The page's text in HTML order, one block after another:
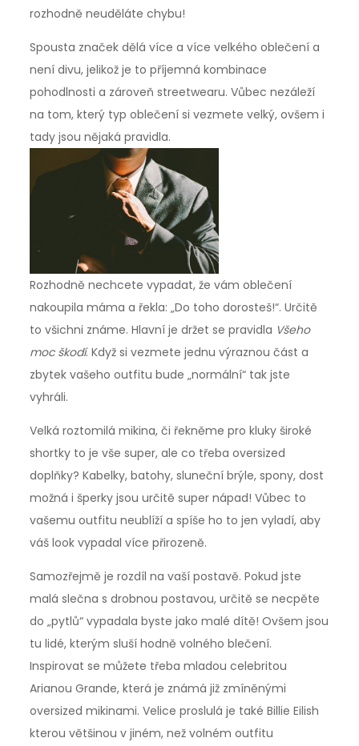
rozhodně neuděláte chybu!
Spousta značek dělá více a více velkého oblečení a
není divu, jelikož je to příjemná kombinace
pohodlnosti a zároveň streetwearu. Vůbec nezáleží
na tom, který typ oblečení si vezmete velký, ovšem i
tady jsou nějaká pravidla.
Rozhodně nechcete vypadat, že vám oblečení
nakoupila máma a řekla: „Do toho dorosteš!“. Určitě
to všichni známe. Hlavní je držet se pravidla Všeho
moc škodí. Když si vezmete jednu výraznou část a
zbytek vašeho outfitu bude „normální“ tak jste
vyhráli.
Velká roztomilá mikina, či řekněme pro kluky široké
shortky to je vše super, ale co třeba oversized
doplňky? Kabelky, batohy, sluneční brýle, spony, dost
možná i šperky jsou určitě super nápad! Vůbec to
vašemu outfitu neublíží a spíše ho to jen vyladí, aby
váš look vypadal více přirozeně.
Samozřejmě je rozdíl na vaší postavě. Pokud jste
malá slečna s drobnou postavou, určitě se necpěte
do „pytlů“ vypadala byste jako malé dítě! Ovšem jsou
tu lidé, kterým sluší hodně volného blečení.
Inspirovat se můžete třeba mladou celebritou
Arianou Grande, která je známá již zmíněnými
oversized mikinami. Velice proslulá je také Billie Eilish
kterou většinou v jiném, než volném outfitu